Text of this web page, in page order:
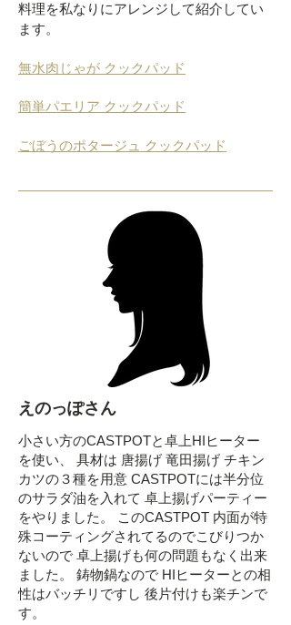
料理を私なりにアレンジして紹介してい
ます。
無水肉じゃが クックパッド
簡単パエリア クックパッド
ごぼうのポタージュ クックパッド
えのっぽさん
小さい方のCASTPOTと卓上HIヒーター
を使い、 具材は 唐揚げ 竜田揚げ チキン
カツの３種を用意 CASTPOTには半分位
のサラダ油を入れて 卓上揚げパーティー
をやりました。 このCASTPOT 内面が特
殊コーティングされてるのでこびりつか
ないので 卓上揚げも何の問題もなく出来
ました。 鋳物鍋なので HIヒーターとの相
性はバッチリですし 後片付けも楽チンで
す。